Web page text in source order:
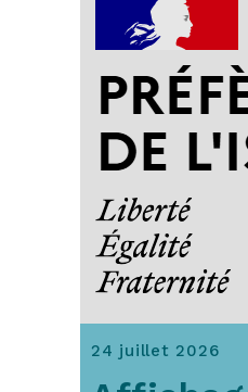
24 juillet 2026